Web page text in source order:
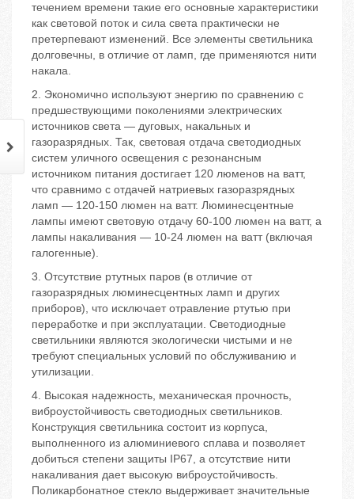
течением времени такие его основные характеристики
как световой поток и сила света практически не
претерпевают изменений. Все элементы светильника
долговечны, в отличие от ламп, где применяются нити
накала.
2. Экономично используют энергию по сравнению с
предшествующими поколениями электрических
источников света — дуговых, накальных и
газоразрядных. Так, световая отдача светодиодных
систем уличного освещения с резонансным
источником питания достигает 120 люменов на ватт,
что сравнимо с отдачей натриевых газоразрядных
ламп — 120-150 люмен на ватт. Люминесцентные
лампы имеют световую отдачу 60-100 люмен на ватт, а
лампы накаливания — 10-24 люмен на ватт (включая
галогенные).
3. Отсутствие ртутных паров (в отличие от
газоразрядных люминесцентных ламп и других
приборов), что исключает отравление ртутью при
переработке и при эксплуатации. Светодиодные
светильники являются экологически чистыми и не
требуют специальных условий по обслуживанию и
утилизации.
4. Высокая надежность, механическая прочность,
виброустойчивость светодиодных светильников.
Конструкция светильника состоит из корпуса,
выполненного из алюминиевого сплава и позволяет
добиться степени защиты IP67, а отсутствие нити
накаливания дает высокую виброустойчивость.
Поликарбонатное стекло выдерживает значительные